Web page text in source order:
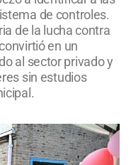
de controles.
de la lucha contra
en un
al sector privado y
sin estudios